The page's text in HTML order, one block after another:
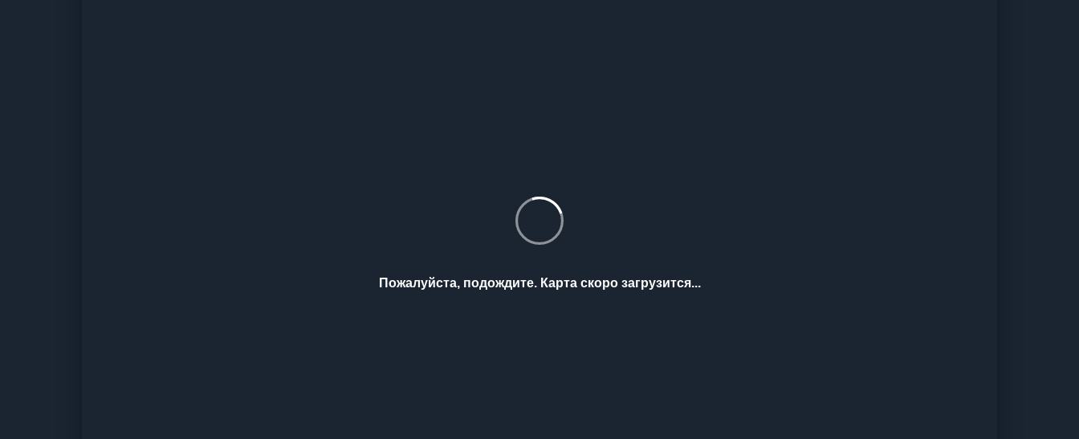
Пожалуйста, подождите. Карта скоро загрузится...